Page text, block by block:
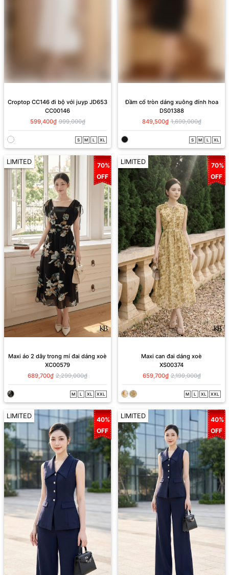
Croptop CC146 đi bộ với juyp JD653
CC00146
599,400₫ 999,000₫
S M L XL
Đầm cổ tròn dáng xuông đính hoa
DS01388
849,500₫ 1,699,000₫
S M L XL
LIMITED
70%
OFF
Maxi áo 2 dây trong mí đai dáng xoè
XC00579
689,700₫ 2,299,000₫
M L XL XXL
LIMITED
70%
OFF
Maxi can đai dáng xoè
XS00374
659,700₫ 2,199,000₫
M L XL XXL
LIMITED
40%
OFF
LIMITED
40%
OFF